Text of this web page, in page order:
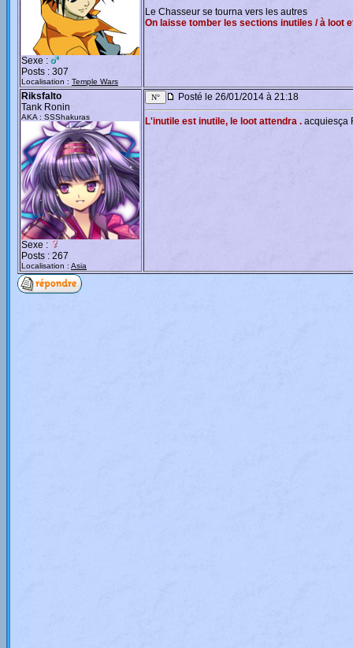
Sexe :
Posts : 307
Localisation : Temple Wars
Le Chasseur se tourna vers les autres
On laisse tomber les sections inutiles / à loot
Riksfalto
Tank Ronin
AKA : SSShakuras
Sexe :
Posts : 267
Localisation : Asia
Posté le 26/01/2014 à 21:18
L'inutile est inutile, le loot attendra . acquiesça